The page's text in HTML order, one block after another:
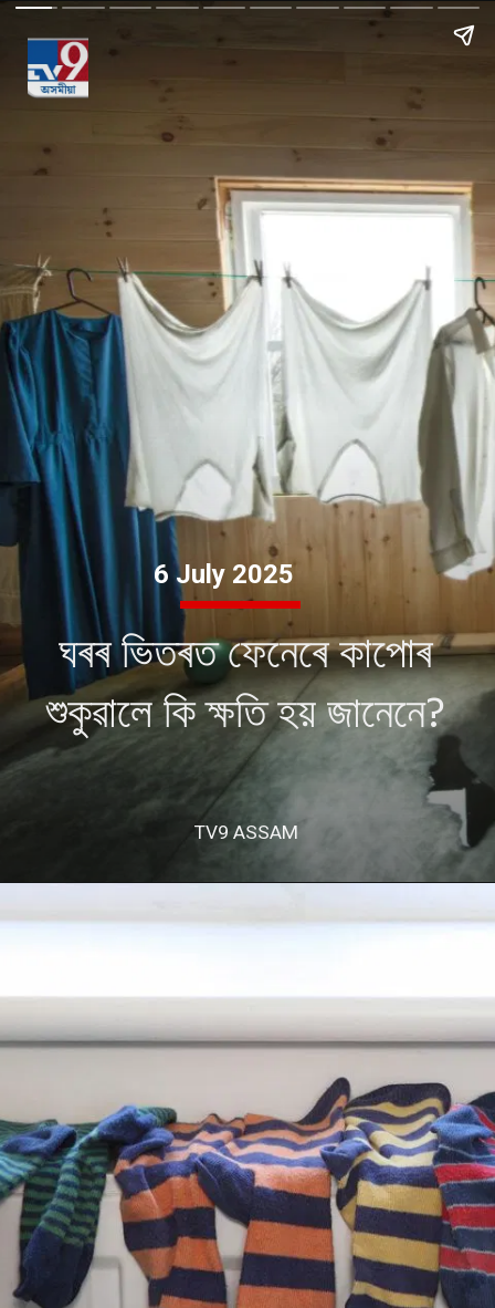
ঘৰৰ ভিতৰত ফেনেৰে কাপোৰ
শুকুৱালে কি ক্ষতি হয় জানেনে?
6 July 2025
TV9 ASSAM